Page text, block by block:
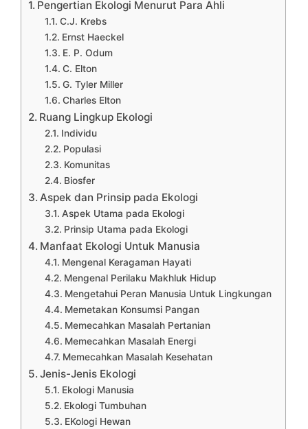
Pengertian Ekologi Menurut Para Ahli
C.J. Krebs
Ernst Haeckel
E. P. Odum
C. Elton
G. Tyler Miller
Charles Elton
Ruang Lingkup Ekologi
Individu
Populasi
Komunitas
Biosfer
Aspek dan Prinsip pada Ekologi
Aspek Utama pada Ekologi
Prinsip Utama pada Ekologi
Manfaat Ekologi Untuk Manusia
Mengenal Keragaman Hayati
Mengenal Perilaku Makhluk Hidup
Mengetahui Peran Manusia Untuk Lingkungan
Memetakan Konsumsi Pangan
Memecahkan Masalah Pertanian
Memecahkan Masalah Energi
Memecahkan Masalah Kesehatan
Jenis-Jenis Ekologi
Ekologi Manusia
Ekologi Tumbuhan
EKologi Hewan